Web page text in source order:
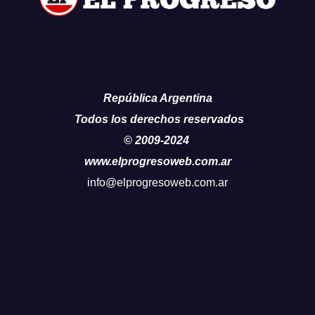
República Argentina
Todos los derechos reservados
© 2009-2024
www.elprogresoweb.com.ar
info@elprogresoweb.com.ar